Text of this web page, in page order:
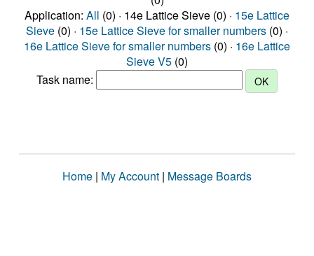
Application: All (0) · 14e Lattice Sieve (0) · 15e Lattice
Sieve (0) · 15e Lattice Sieve for smaller numbers (0) ·
16e Lattice Sieve for smaller numbers (0) · 16e Lattice
Sieve V5 (0)
Task name:
Home | My Account | Message Boards